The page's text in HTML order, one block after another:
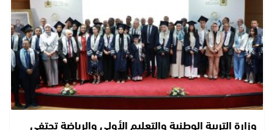
وزارة التربية الوطنية والتعليم الأولي والرياضة تحتفي